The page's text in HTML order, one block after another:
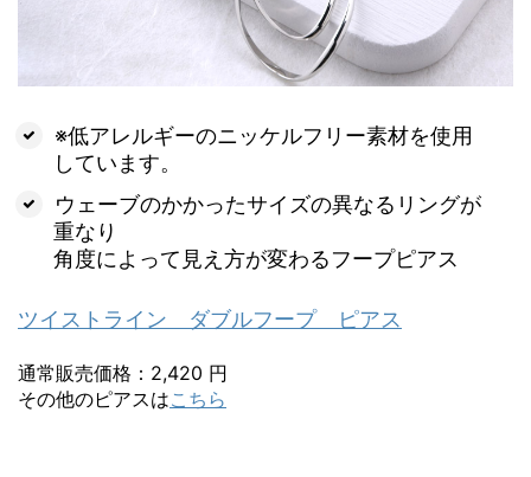
※低アレルギーのニッケルフリー素材を使用
しています。
ウェーブのかかったサイズの異なるリングが
重なり
角度によって見え方が変わるフープピアス
ツイストライン ダブルフープ ピアス
通常販売価格：2,420 円
その他のピアスはこちら